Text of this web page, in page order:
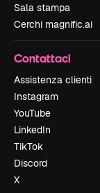
Sala stampa
Cerchi magnific.ai
Contattaci
Assistenza clienti
Instagram
YouTube
LinkedIn
TikTok
Discord
X